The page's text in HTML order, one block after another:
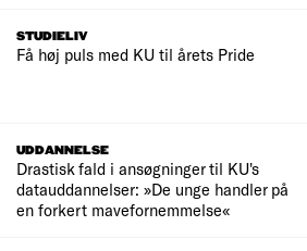
STUDIELIV
Få høj puls med KU til årets Pride
UDDANNELSE
Drastisk fald i ansøgninger til KU's
datauddannelser: »De unge handler på
en forkert mavefornemmelse«